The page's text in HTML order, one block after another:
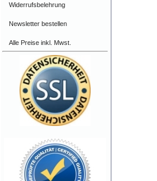
Widerrufsbelehrung
Newsletter bestellen
Alle Preise inkl. Mwst.